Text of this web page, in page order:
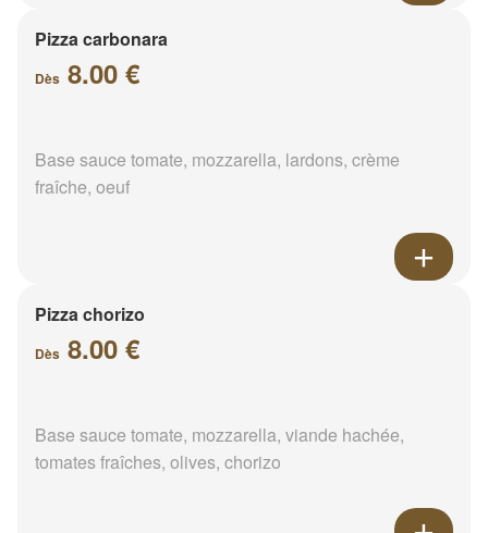
Pizza carbonara
Dès 8.00 €
Base sauce tomate, mozzarella, lardons, crème
fraîche, oeuf
Pizza chorizo
Dès 8.00 €
Base sauce tomate, mozzarella, viande hachée,
tomates fraîches, olives, chorizo